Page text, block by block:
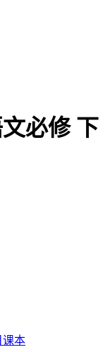
必修 下
课本